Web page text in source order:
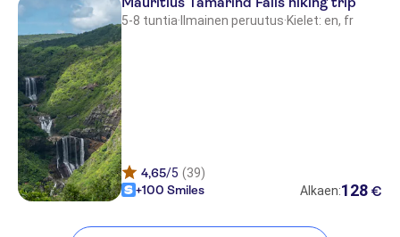
5-8 tuntia· Ilmainen peruutus·Kielet: en, fr
4,65/5 (39)
+100 Smiles
Alkaen:128 €